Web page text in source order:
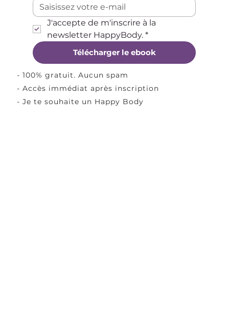
J'accepte de m'inscrire à la
newsletter HappyBody. *
Télécharger le ebook
- 100% gratuit. Aucun spam
- Accès immédiat après inscription
- Je te souhaite un Happy Body